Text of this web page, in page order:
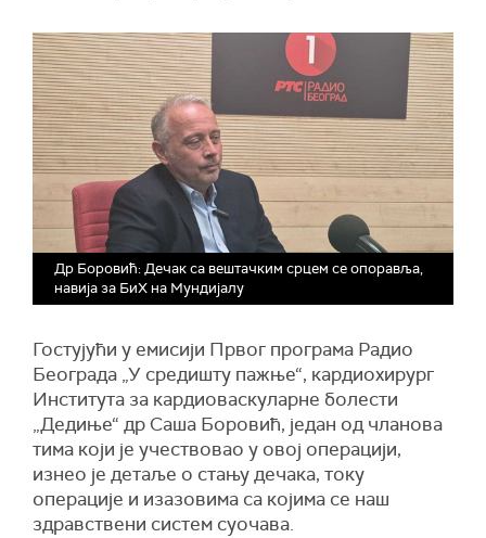
Др Боровић: Дечак са вештачким срцем се опоравља,
навија за БиХ на Мундијалу
Гостујући у емисији Првог програма Радио
Београда „У средишту пажње“, кардиохирург
Института за кардиоваскуларне болести
„Дедиње“ др Саша Боровић, један од чланова
тима који је учествовао у овој операцији,
изнео је детаље о стању дечака, току
операције и изазовима са којима се наш
здравствени систем суочава.